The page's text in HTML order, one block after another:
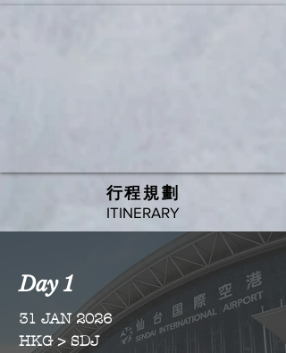
行程規劃
ITINERARY
Day 1
31 JAN 2026
HKG > SDJ